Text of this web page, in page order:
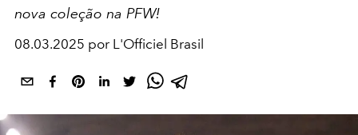
nova coleção na PFW!
08.03.2025 por L'Officiel Brasil